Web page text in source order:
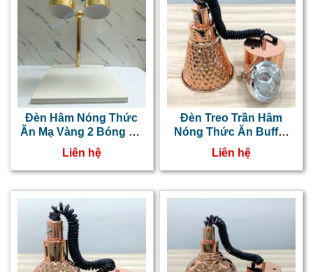
Đèn Hâm Nóng Thức
Ăn Mạ Vàng 2 Bóng Đế
Đá Trắng Chữ Nhật
NT0303055
Liên hệ
Đèn Treo Trần Hâm
Nóng Thức Ăn Buffet
Ø19cm NT0303054
Liên hệ